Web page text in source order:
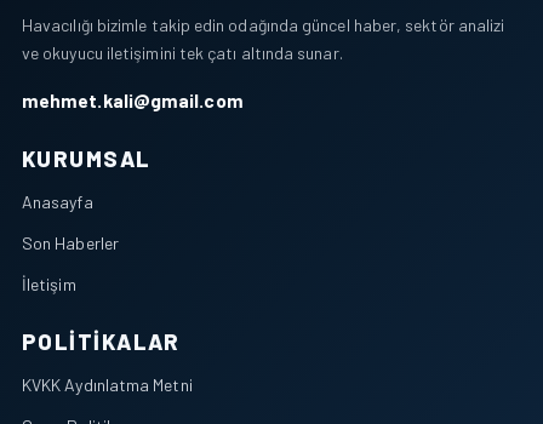
Havacılığı bizimle takip edin odağında güncel haber, sektör analizi
ve okuyucu iletişimini tek çatı altında sunar.
mehmet.kali@gmail.com
KURUMSAL
Anasayfa
Son Haberler
İletişim
POLITIKALAR
KVKK Aydınlatma Metni